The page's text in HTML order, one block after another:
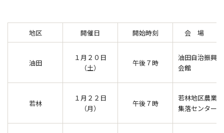
地区 開催日 開始時刻 会 場
油田
１月２０日
（土）
午後７時
油田自治振興
会館
若林
１月２２日
（月）
午後７時
若林地区農業
集落センター